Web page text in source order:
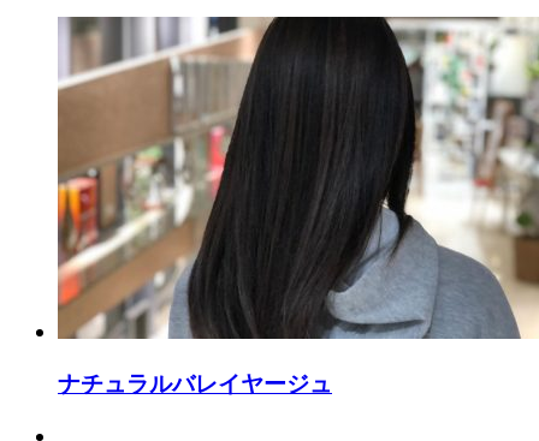
ナチュラルバレイヤージュ